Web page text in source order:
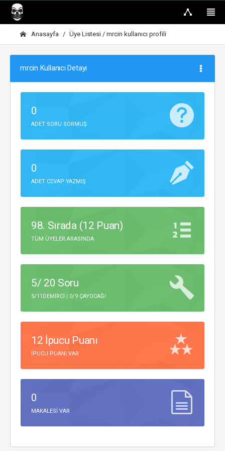
Anasayfa Üye Listesi / mrcin kullanıcı profili
mrcin Kullanıcı Detayı
0
ADET SORU SORMUŞ
0
ADET CEVAP YAZMIŞ
98. Sırada (12 Puan)
TÜM ÜYELER ARASINDA
5/ 20 Soru
5/11DEMIRCI | 0/9 ÇAYOCAĞI
12 İpucu Puanı
IPUCU PUANI VAR
0
MAKALESI VAR